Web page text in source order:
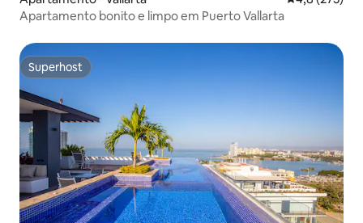
Apartamento bonito e limpo em Puerto Vallarta
Superhost
Superhost